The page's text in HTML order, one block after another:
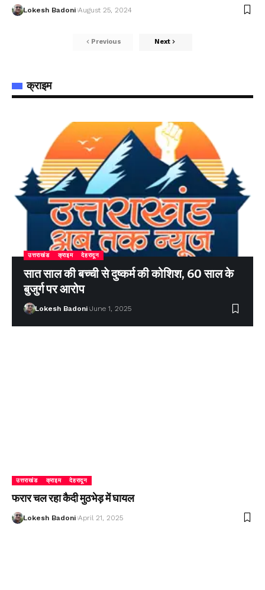
Lokesh Badoni August 25, 2024
Previous Next
क्राइम
उत्तराखंड क्राइम देहरादून
सात साल की बच्ची से दुष्कर्म की कोशिश, 60 साल के
बुजुर्ग पर आरोप
Lokesh Badoni June 1, 2025
उत्तराखंड क्राइम देहरादून
फरार चल रहा कैदी मुठभेड़ में घायल
Lokesh Badoni April 21, 2025